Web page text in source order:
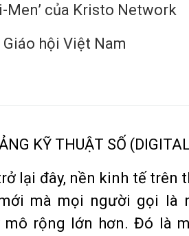
Men’ của Kristo Network
hội Việt Nam
KỸ THUẬT SỐ
lại đây, nền kinh tế trên
mà mọi người gọi là
mô rộng lớn hơn. Đó là